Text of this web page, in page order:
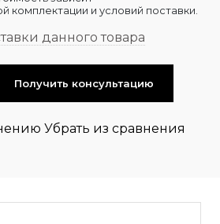
комплектации и условий поставки.
данного товара
Получить консультацию
Убрать из сравнения